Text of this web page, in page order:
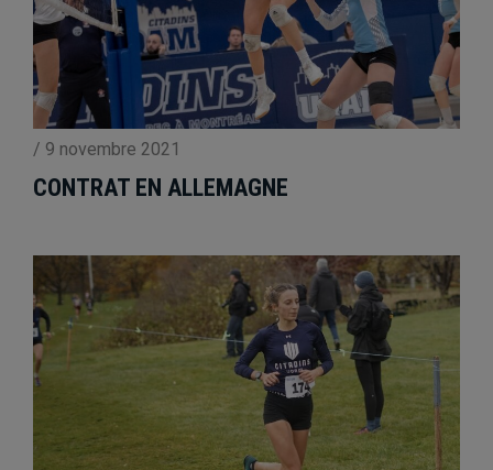
/ 9 novembre 2021
CONTRAT EN ALLEMAGNE